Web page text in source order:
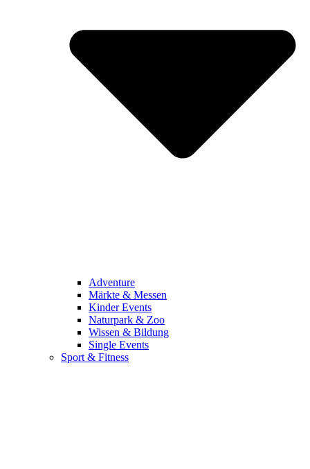
Adventure
Märkte & Messen
Kinder Events
Naturpark & Zoo
Wissen & Bildung
Single Events
Sport & Fitness